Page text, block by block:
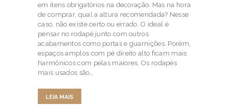
em itens obrigatórios na decoração. Mas na hora
de comprar, qual a altura recomendada? Nesse
caso, não existe certo ou errado. O ideal é
pensar no rodapé junto com outros
acabamentos como portas e guarnições. Porém,
espaços amplos com pé direito alto ficam mais
harmônicos com pelas maiores. Os rodapés
mais usados são…
LEIA MAIS